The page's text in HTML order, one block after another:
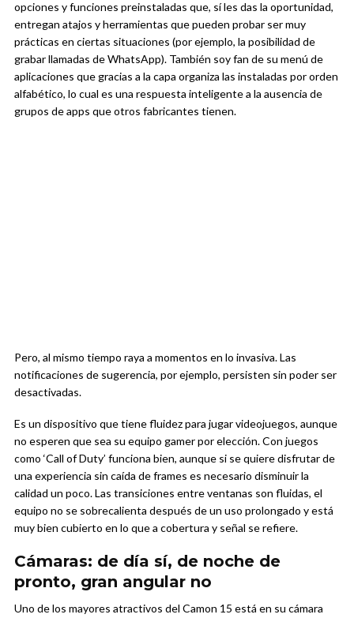
opciones y funciones preinstaladas que, sí les das la oportunidad,
entregan atajos y herramientas que pueden probar ser muy
prácticas en ciertas situaciones (por ejemplo, la posibilidad de
grabar llamadas de WhatsApp). También soy fan de su menú de
aplicaciones que gracias a la capa organiza las instaladas por orden
alfabético, lo cual es una respuesta inteligente a la ausencia de
grupos de apps que otros fabricantes tienen.
Pero, al mismo tiempo raya a momentos en lo invasiva. Las
notificaciones de sugerencia, por ejemplo, persisten sin poder ser
desactivadas.
Es un dispositivo que tiene fluidez para jugar videojuegos, aunque
no esperen que sea su equipo gamer por elección. Con juegos
como ‘Call of Duty’ funciona bien, aunque si se quiere disfrutar de
una experiencia sin caída de frames es necesario disminuir la
calidad un poco. Las transiciones entre ventanas son fluidas, el
equipo no se sobrecalienta después de un uso prolongado y está
muy bien cubierto en lo que a cobertura y señal se refiere.
Cámaras: de día sí, de noche de
pronto, gran angular no
Uno de los mayores atractivos del Camon 15 está en su cámara